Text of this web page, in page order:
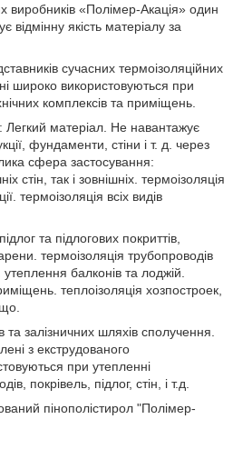
виробників «Полімер-Акація» один
відмінну якість матеріалу за
сучасних термоізоляційних
широко використовуються при
комплексів та приміщень.
Легкий матеріал. Не навантажує
фундаменти, стіни і т. д. через
сфера застосування:
стін, так і зовнішніх. термоізоляція
термоізоляція всіх видів
та підлогових покриттів,
термоізоляція трубопроводів
балконів та лоджій.
теплоізоляція хозпостроек,
та залізничних шляхів сполучення.
з екструдованого
при утепленні
покрівель, підлог, стін, і т.д.
пінополістирол "Полімер-